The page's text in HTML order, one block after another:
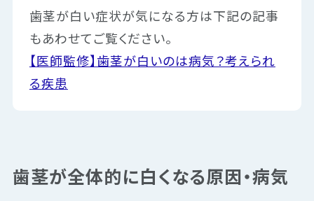
歯茎が白い症状が気になる方は下記の記事
もあわせてご覧ください。
【医師監修】歯茎が白いのは病気？考えられ
る疾患
歯茎が全体的に白くなる原因・病気